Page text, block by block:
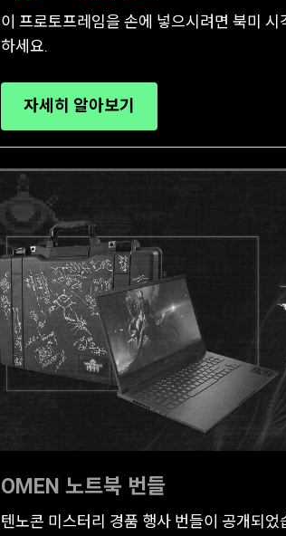
이 프로토프레임을 손에 넣으시려면 북미 시
하세요.
자세히 알아보기
OMEN 노트북 번들
텐노콘 미스터리 경품 행사 번들이 공개되